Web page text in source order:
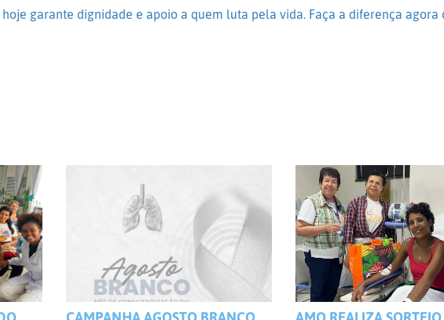
garante dignidade e apoio a quem luta pela vida. Faça a diferença